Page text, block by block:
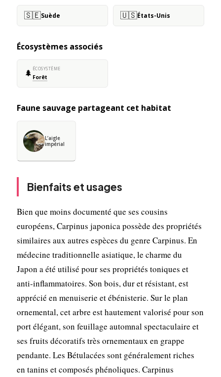
🇸🇪Suède 🇺🇸États-Unis
Écosystèmes associés
🌲 ÉCOSYSTÈME
Forêt
Faune sauvage partageant cet habitat
L’aigle
impérial
Bienfaits et usages
Bien que moins documenté que ses cousins
européens, Carpinus japonica possède des propriétés
similaires aux autres espèces du genre Carpinus. En
médecine traditionnelle asiatique, le charme du
Japon a été utilisé pour ses propriétés toniques et
anti-inflammatoires. Son bois, dur et résistant, est
apprécié en menuiserie et ébénisterie. Sur le plan
ornemental, cet arbre est hautement valorisé pour son
port élégant, son feuillage automnal spectaculaire et
ses fruits décoratifs très ornementaux en grappe
pendante. Les Bétulacées sont généralement riches
en tanins et composés phénoliques. Carpinus